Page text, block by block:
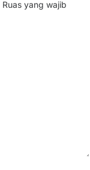
Ruas yang wajib